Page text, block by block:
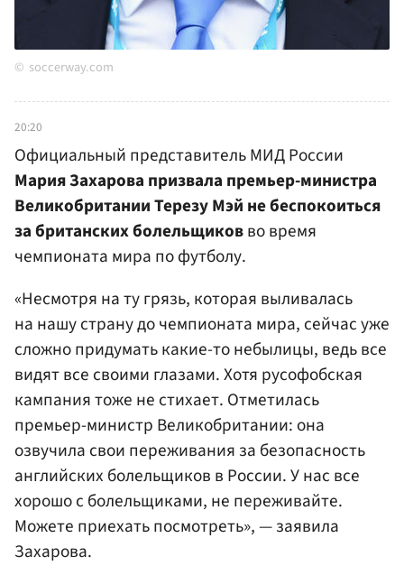
soccerway.com
20:20
Официальный представитель МИД России
Мария Захарова призвала премьер-министра
Великобритании Терезу Мэй не беспокоиться
за британских болельщиковво время
чемпионата мира по футболу.
«Несмотря на ту грязь, которая выливалась
на нашу страну до чемпионата мира, сейчас уже
сложно придумать какие-то небылицы, ведь все
видят все своими глазами. Хотя русофобская
кампания тоже не стихает. Отметилась
премьер-министр Великобритании: она
озвучила свои переживания за безопасность
английских болельщиков в России. У нас все
хорошо с болельщиками, не переживайте.
Можете приехать посмотреть», — заявила
Захарова.